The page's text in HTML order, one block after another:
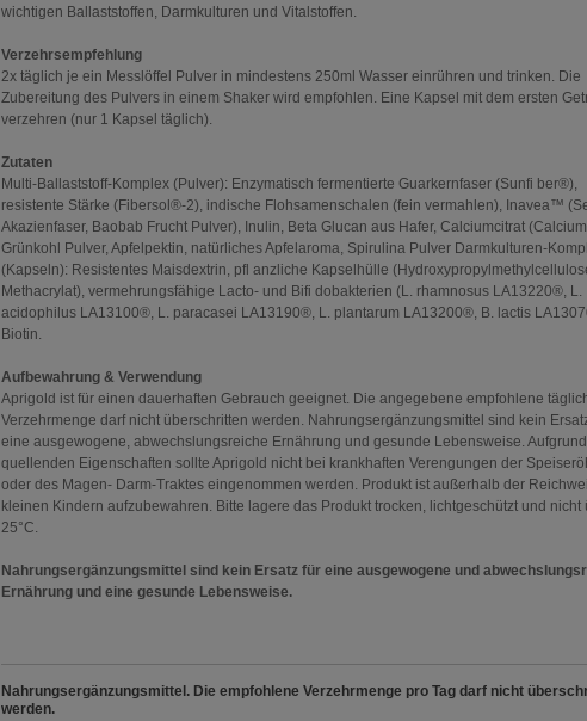
wichtigen Ballaststoffen, Darmkulturen und Vitalstoffen.
Verzehrsempfehlung
2x täglich je ein Messlöffel Pulver in mindestens 250ml Wasser einrühren und trinken. Die
Zubereitung des Pulvers in einem Shaker wird empfohlen. Eine Kapsel mit dem ersten
verzehren (nur 1 Kapsel täglich).
Zutaten
Multi-Ballaststoff-Komplex (Pulver): Enzymatisch fermentierte Guarkernfaser (Sunfi ber®),
resistente Stärke (Fibersol®-2), indische Flohsamenschalen (fein vermahlen), Inavea™
Akazienfaser, Baobab Frucht Pulver), Inulin, Beta Glucan aus Hafer, Calciumcitrat
Grünkohl Pulver, Apfelpektin, natürliches Apfelaroma, Spirulina Pulver Darmkulturen-
(Kapseln): Resistentes Maisdextrin, pfl anzliche Kapselhülle
Methacrylat), vermehrungsfähige Lacto- und Bifi dobakterien (L. rhamnosus LA13220®, L.
acidophilus LA13100®, L. paracasei LA13190®, L. plantarum LA13200®, B. lactis
Biotin.
Aufbewahrung & Verwendung
Aprigold ist für einen dauerhaften Gebrauch geeignet. Die angegebene empfohlene
Verzehrmenge darf nicht überschritten werden. Nahrungsergänzungsmittel sind kein
eine ausgewogene, abwechslungsreiche Ernährung und gesunde Lebensweise.
quellenden Eigenschaften sollte Aprigold nicht bei krankhaften Verengungen der
oder des Magen- Darm-Traktes eingenommen werden. Produkt ist außerhalb der
kleinen Kindern aufzubewahren. Bitte lagere das Produkt trocken, lichtgeschützt und nicht
25°C.
Nahrungsergänzungsmittel sind kein Ersatz für eine ausgewogene und
Ernährung und eine gesunde Lebensweise.
Nahrungsergänzungsmittel. Die empfohlene Verzehrmenge pro Tag darf nicht
werden.